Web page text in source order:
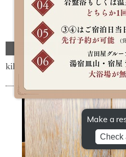
ランチ
kihaco 新メニューがスタート